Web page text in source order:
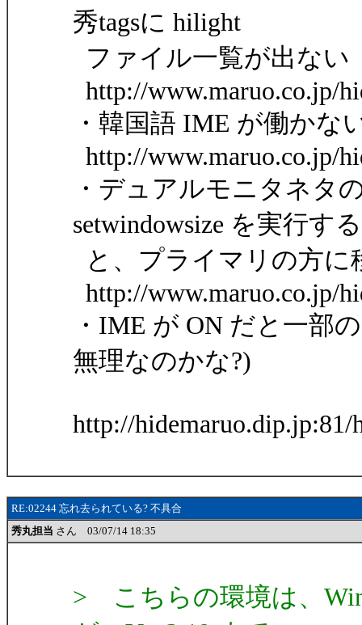
秀tagsに hilight
ファイル一覧が出ない
http://www.maruo.co.jp/
・韓国語 IME が働かな
http://www.maruo.co.jp/
・デュアルモニタネタ
setwindowsize を実行する
と、プライマリの方に
http://www.maruo.co.jp/
・IME が ON だと一部
無理なのかな?)
http://hidemaruo.dip.jp:81/
RE:02244 忘れ去られている? 不具合
秀丸担当 さん 03/07/14 18:35
> こちらの環境は、